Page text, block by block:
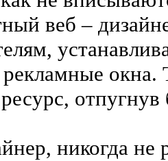
веб –
окна.
никогда не